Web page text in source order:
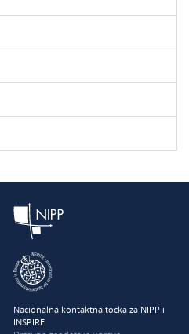
Nacionalna kontaktna točka za NIPP i
INSPIRE